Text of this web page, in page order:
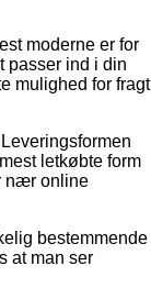
moderne er for
passer ind i din
mulighed for fragt
letkøbte form
nær online
bestemmende
at man ser